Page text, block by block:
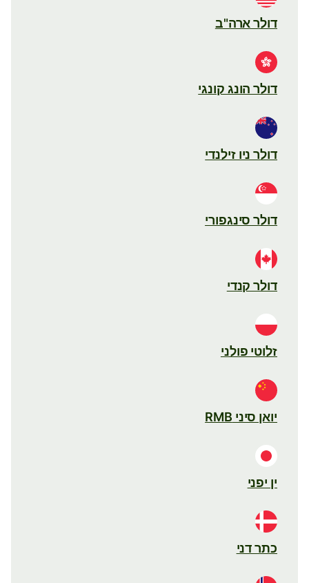
דולר ארה"ב
דולר הונג קונגי
דולר ניו זילנדי
דולר סינגפורי
דולר קנדי
זלוטי פולני
יואן סיני RMB
ין יפני
כתר דני